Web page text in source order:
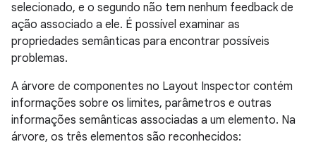
selecionado, e o segundo não tem nenhum feedback de
ação associado a ele. É possível examinar as
propriedades semânticas para encontrar possíveis
problemas.
A árvore de componentes no Layout Inspector contém
informações sobre os limites, parâmetros e outras
informações semânticas associadas a um elemento. Na
árvore, os três elementos são reconhecidos: